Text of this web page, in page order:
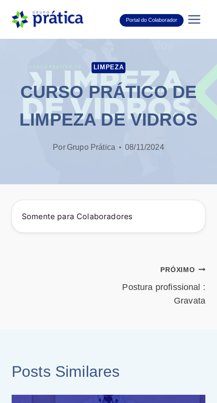
para
Portal do Colaborador
LIMPEZA
CURSO PRÁTICO DE
LIMPEZA DE VIDROS
Por Grupo Prática 08/11/2024
Somente para Colaboradores
PRÓXIMO
Postura profissional :
Gravata
Posts Similares